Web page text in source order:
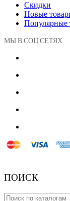
Скидки
Новые
Популярные
МЫ В СОЦ СЕТЯХ
ПОИСК